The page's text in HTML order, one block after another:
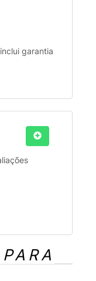
garantia